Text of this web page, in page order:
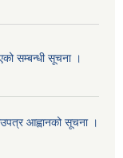
सम्बन्धी सूचना ।
आह्वानको सूचना ।